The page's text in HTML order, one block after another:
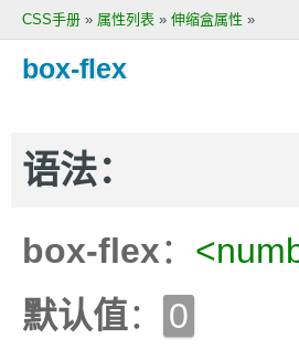
CSS手册 » 属性列表 » 伸缩盒属性 »
box-flex
语法：
box-flex：
默认值：
0